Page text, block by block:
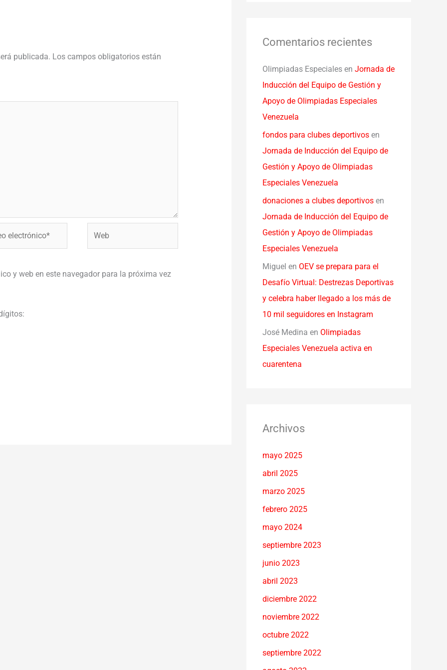
publicada. Los campos obligatorios están
y web en este navegador para la próxima vez
Comentarios recientes
Olimpiadas Especiales en Jornada de
Inducción del Equipo de Gestión y
Apoyo de Olimpiadas Especiales
Venezuela
fondos para clubes deportivos en
Jornada de Inducción del Equipo de
Gestión y Apoyo de Olimpiadas
Especiales Venezuela
donaciones a clubes deportivos en
Jornada de Inducción del Equipo de
Gestión y Apoyo de Olimpiadas
Especiales Venezuela
Miguel en OEV se prepara para el
Desafío Virtual: Destrezas Deportivas
y celebra haber llegado a los más de
10 mil seguidores en Instagram
José Medina en Olimpiadas
Especiales Venezuela activa en
cuarentena
Archivos
mayo 2025
abril 2025
marzo 2025
febrero 2025
mayo 2024
septiembre 2023
junio 2023
abril 2023
diciembre 2022
noviembre 2022
octubre 2022
septiembre 2022